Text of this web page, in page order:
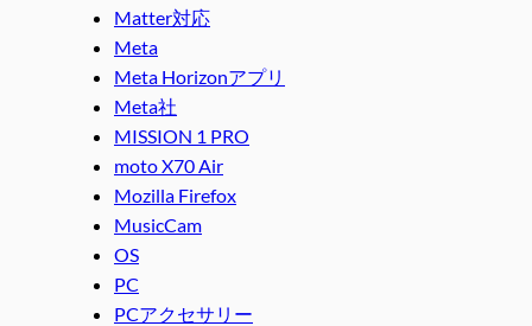
Matter対応
Meta
Meta Horizonアプリ
Meta社
MISSION 1 PRO
moto X70 Air
Mozilla Firefox
MusicCam
OS
PC
PCアクセサリー